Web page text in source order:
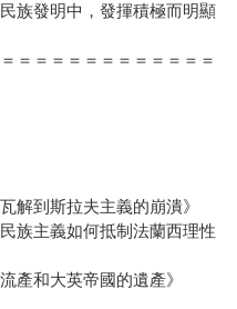
族發明中，發揮積極而明顯
＝＝＝＝＝＝＝＝＝＝＝＝
解到斯拉夫主義的崩潰》
族主義如何抵制法蘭西理性
產和大英帝國的遺產》